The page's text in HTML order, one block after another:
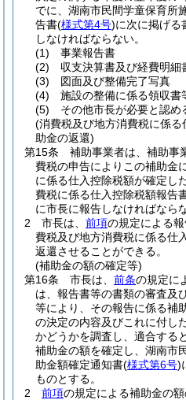
でに、湖南市民間学童保育所
告書(様式第4号)に次に掲げる
しなければならない。
(1)
事業報告書
(2)
収支決算書及び経費明細
(3)
図面及び整備完了写真
(4)
施設の整備に係る領収書
(5)
その他市長が必要と認め
(消費税及び地方消費税に係
助金の返還)
第15条
補助事業者は、補助事
費税の申告によりこの補助金
に係る仕入控除税額が確定し
費税に係る仕入控除税額報告
に市長に報告しなければならな
2
市長は、 前項の規定による
費税及び地方消費税に係る仕
返還させることができる。
(補助金の額の確定等)
第16条
市長は、 前条の規定に
は、報告書等の書類の審査及
等により、その報告に係る補
の決定の内容及びこれに付し
かどうかを調査し、適合する
補助金の額を確定し、湖南市
助金額確定通知書(様式第6号)
ものとする。
2
前項の規定による補助金の額